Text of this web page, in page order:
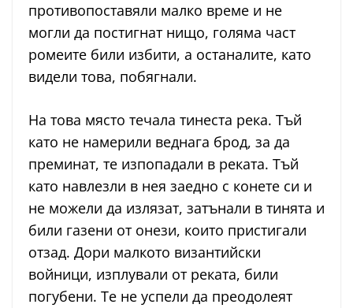
противопоставяли малко време и не
могли да постигнат нищо, голяма част
ромеите били избити, а останалите, като
видели това, побягнали.
На това място течала тинеста река. Тъй
като не намерили веднага брод, за да
преминат, те изпопадали в реката. Тъй
като навлезли в нея заедно с конете си и
не можели да излязат, затънали в тинята и
били газени от онези, които пристигали
отзад. Дори малкото византийски
войници, изплували от реката, били
погубени. Те не успели да преодолеят